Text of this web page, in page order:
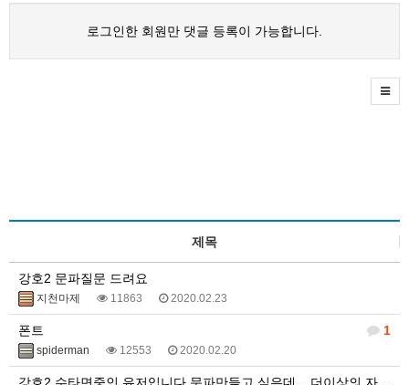
로그인한 회원만 댓글 등록이 가능합니다.
제목
강호2 문파질문 드려요
지천마제 11863 2020.02.23
1
폰트
spiderman 12553 2020.02.20